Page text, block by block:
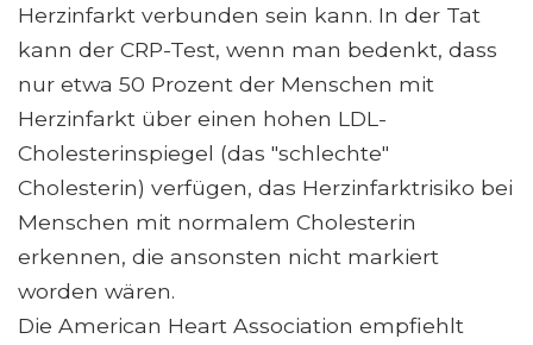
Herzinfarkt verbunden sein kann. In der Tat
kann der CRP-Test, wenn man bedenkt, dass
nur etwa 50 Prozent der Menschen mit
Herzinfarkt über einen hohen LDL-
Cholesterinspiegel (das "schlechte"
Cholesterin) verfügen, das Herzinfarktrisiko bei
Menschen mit normalem Cholesterin
erkennen, die ansonsten nicht markiert
worden wären.
Die American Heart Association empfiehlt